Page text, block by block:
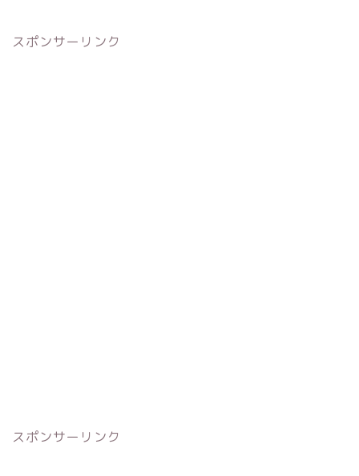
スポンサーリンク
スポンサーリンク